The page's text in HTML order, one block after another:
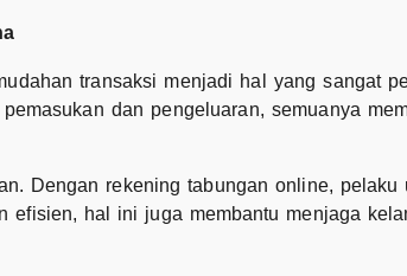
transaksi menjadi hal yang sangat
dan pengeluaran, semuanya
Dengan rekening tabungan online,
efisien, hal ini juga membantu menjaga